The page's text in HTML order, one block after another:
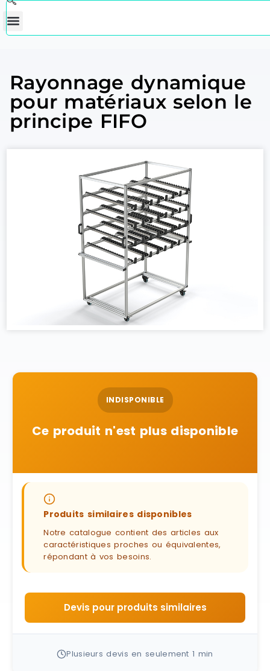
Rayonnage dynamique
pour matériaux selon le
principe FIFO
INDISPONIBLE
Ce produit n'est plus disponible
Produits similaires disponibles
Notre catalogue contient des articles aux
caractéristiques proches ou équivalentes,
répondant à vos besoins.
Devis pour produits similaires
Plusieurs devis en seulement 1 min